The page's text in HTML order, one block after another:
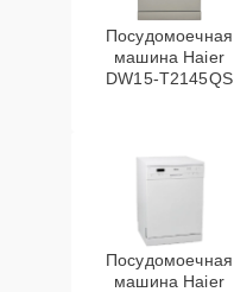
Посудомоечная
машина Haier
DW15-T2145QS
Посудомоечная
машина Haier